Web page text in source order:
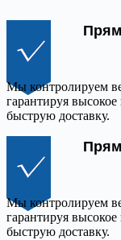
Мы контролируем
гарантируя
быструю доставку.
Мы контролируем
гарантируя
быструю доставку.